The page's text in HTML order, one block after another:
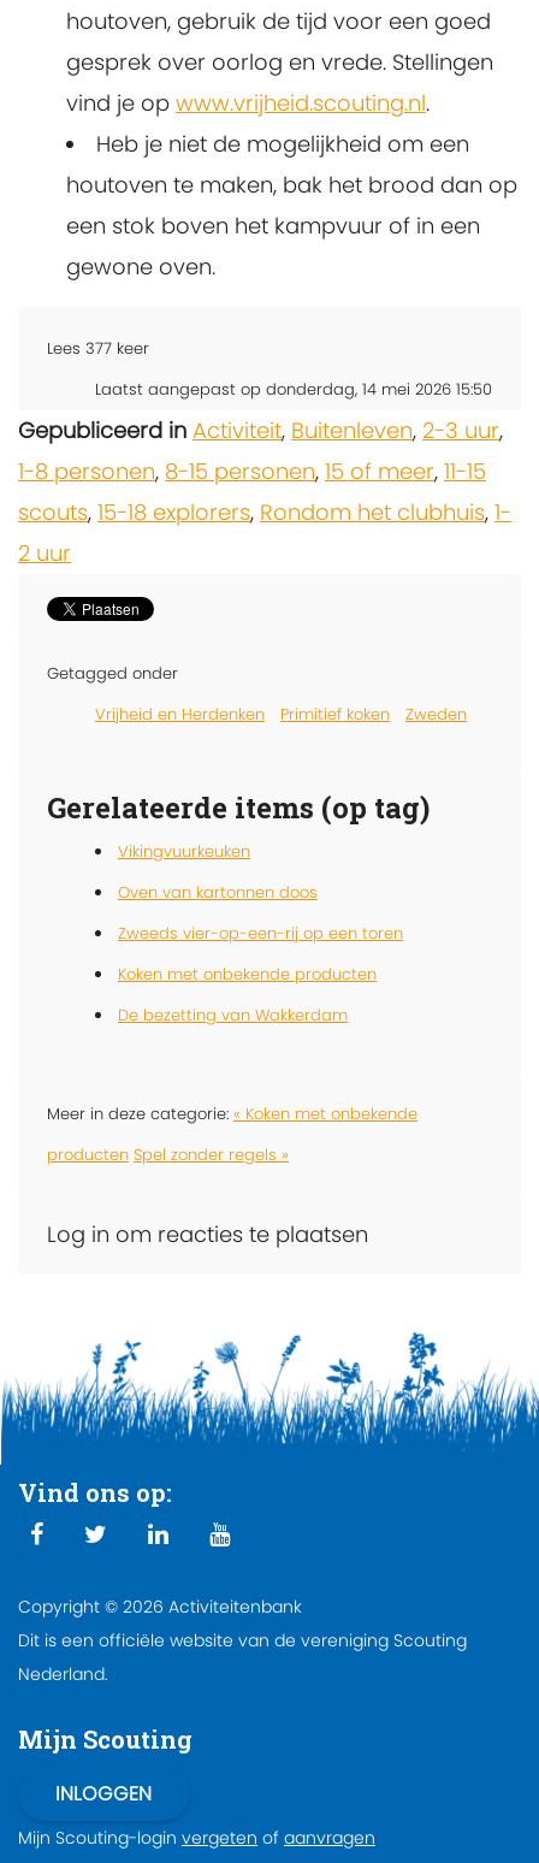
houtoven, gebruik de tijd voor een goed
gesprek over oorlog en vrede. Stellingen
vind je op www.vrijheid.scouting.nl.
Heb je niet de mogelijkheid om een
houtoven te maken, bak het brood dan op
een stok boven het kampvuur of in een
gewone oven.
Lees 377 keer
Laatst aangepast op donderdag, 14 mei 2026 15:50
Gepubliceerd in Activiteit, Buitenleven, 2-3 uur,
1-8 personen, 8-15 personen, 15 of meer, 11-15
scouts, 15-18 explorers, Rondom het clubhuis, 1-
2 uur
Getagged onder
Vrijheid en Herdenken
Primitief koken Zweden
Gerelateerde items (op tag)
Vikingvuurkeuken
Oven van kartonnen doos
Zweeds vier-op-een-rij op een toren
Koken met onbekende producten
De bezetting van Wakkerdam
Meer in deze categorie: « Koken met onbekende
producten Spel zonder regels »
Log in om reacties te plaatsen
Vind ons op:
Copyright © 2026 Activiteitenbank
Dit is een officiële website van de vereniging Scouting
Nederland.
Mijn Scouting
Mijn Scouting-login vergeten of aanvragen